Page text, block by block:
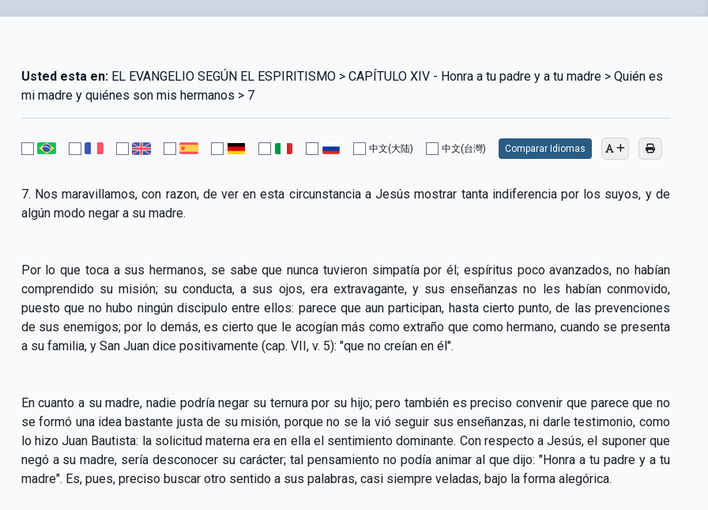
Usted esta en:EL EVANGELIO SEGÚN EL ESPIRITISMO > CAPÍTULO XIV - Honra a tu padre y a tu madre > Quién es
mi madre y quiénes son mis hermanos > 7
中文(大陆) 中文(台灣) Comparar Idiomas
7. Nos maravillamos, con razon, de ver en esta circunstancia a Jesús mostrar tanta indiferencia por los suyos, y de
algún modo negar a su madre.
Por lo que toca a sus hermanos, se sabe que nunca tuvieron simpatía por él; espíritus poco avanzados, no habían
comprendido su misión; su conducta, a sus ojos, era extravagante, y sus enseñanzas no les habían conmovido,
puesto que no hubo ningún discipulo entre ellos: parece que aun participan, hasta cierto punto, de las prevenciones
de sus enemigos; por lo demás, es cierto que le acogían más como extraño que como hermano, cuando se presenta
a su familia, y San Juan dice positivamente (cap. VII, v. 5): "que no creían en él".
En cuanto a su madre, nadie podría negar su ternura por su hijo; pero también es preciso convenir que parece que no
se formó una idea bastante justa de su misión, porque no se la vió seguir sus enseñanzas, ni darle testimonio, como
lo hizo Juan Bautista: la solicitud materna era en ella el sentimiento dominante. Con respecto a Jesús, el suponer que
negó a su madre, sería desconocer su carácter; tal pensamiento no podía animar al que dijo: "Honra a tu padre y a tu
madre". Es, pues, preciso buscar otro sentido a sus palabras, casi siempre veladas, bajo la forma alegórica.